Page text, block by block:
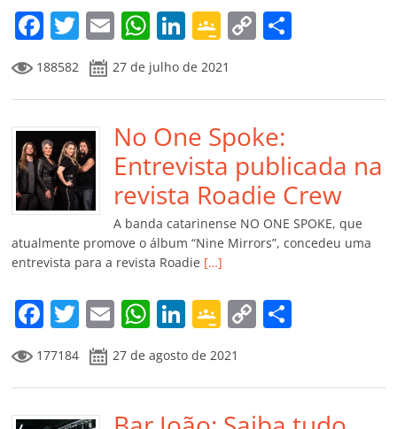
m
F
a
c
e
b
o
o
k
T
w
itt
er
E
m
ai
l
W
h
at
s
A
p
p
Li
n
k
e
dI
n
G
o
o
gl
e
Cl
a
ss
ro
o
m
C
y
Li
n
k
p
til
h
ar
188582 27 de julho de 2021
No One Spoke:
Entrevista publicada na
revista Roadie Crew
A banda catarinense NO ONE SPOKE, que
atualmente promove o álbum “Nine Mirrors”, concedeu uma
entrevista para a revista Roadie […]
F
a
c
e
T
w
itt
er
E
m
ai
l
W
at
s
Li
n
k
e
G
o
o
gl
C
y p
177184 27 de agosto de 2021